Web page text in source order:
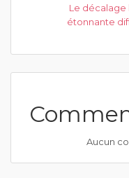
Le décalage
étonnante
Aucun